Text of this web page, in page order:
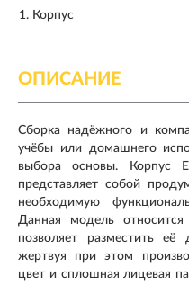
Корпус
ОПИСАНИЕ
Сборка надёжного и
учёбы или домашнего
выбора основы. Корпус
представляет собой
необходимую
Данная модель
позволяет разместить
жертвуя при этом
цвет и сплошная лицевая